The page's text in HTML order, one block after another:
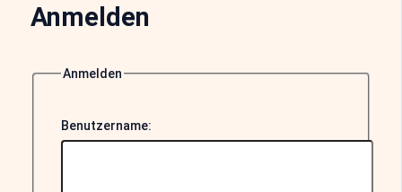
Anmelden
Anmelden
Benutzername: